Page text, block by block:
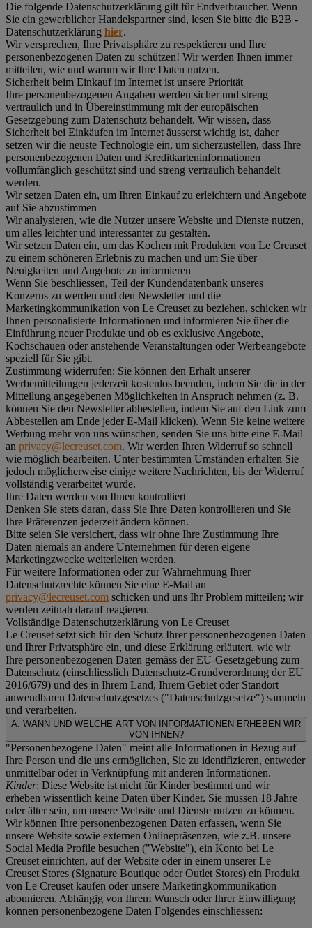
Die folgende Datenschutzerklärung gilt für Endverbraucher. Wenn
Sie ein gewerblicher Handelspartner sind, lesen Sie bitte die B2B -
Datenschutzerklärung hier.
Wir versprechen, Ihre Privatsphäre zu respektieren und Ihre
personenbezogenen Daten zu schützen! Wir werden Ihnen immer
mitteilen, wie und warum wir Ihre Daten nutzen.
Sicherheit beim Einkauf im Internet ist unsere Priorität
Ihre personenbezogenen Angaben werden sicher und streng
vertraulich und in Übereinstimmung mit der europäischen
Gesetzgebung zum Datenschutz behandelt. Wir wissen, dass
Sicherheit bei Einkäufen im Internet äusserst wichtig ist, daher
setzen wir die neuste Technologie ein, um sicherzustellen, dass Ihre
personenbezogenen Daten und Kreditkarteninformationen
vollumfänglich geschützt sind und streng vertraulich behandelt
werden.
Wir setzen Daten ein, um Ihren Einkauf zu erleichtern und Angebote
auf Sie abzustimmen
Wir analysieren, wie die Nutzer unsere Website und Dienste nutzen,
um alles leichter und interessanter zu gestalten.
Wir setzen Daten ein, um das Kochen mit Produkten von Le Creuset
zu einem schöneren Erlebnis zu machen und um Sie über
Neuigkeiten und Angebote zu informieren
Wenn Sie beschliessen, Teil der Kundendatenbank unseres
Konzerns zu werden und den Newsletter und die
Marketingkommunikation von Le Creuset zu beziehen, schicken wir
Ihnen personalisierte Informationen und informieren Sie über die
Einführung neuer Produkte und ob es exklusive Angebote,
Kochschauen oder anstehende Veranstaltungen oder Werbeangebote
speziell für Sie gibt.
Zustimmung widerrufen: Sie können den Erhalt unserer
Werbemitteilungen jederzeit kostenlos beenden, indem Sie die in der
Mitteilung angegebenen Möglichkeiten in Anspruch nehmen (z. B.
können Sie den Newsletter abbestellen, indem Sie auf den Link zum
Abbestellen am Ende jeder E-Mail klicken). Wenn Sie keine weitere
Werbung mehr von uns wünschen, senden Sie uns bitte eine E-Mail
an privacy@lecreuset.com. Wir werden Ihren Widerruf so schnell
wie möglich bearbeiten. Unter bestimmten Umständen erhalten Sie
jedoch möglicherweise einige weitere Nachrichten, bis der Widerruf
vollständig verarbeitet wurde.
Ihre Daten werden von Ihnen kontrolliert
Denken Sie stets daran, dass Sie Ihre Daten kontrollieren und Sie
Ihre Präferenzen jederzeit ändern können.
Bitte seien Sie versichert, dass wir ohne Ihre Zustimmung Ihre
Daten niemals an andere Unternehmen für deren eigene
Marketingzwecke weiterleiten werden.
Für weitere Informationen oder zur Wahrnehmung Ihrer
Datenschutzrechte können Sie eine E-Mail an
privacy@lecreuset.com schicken und uns Ihr Problem mitteilen; wir
werden zeitnah darauf reagieren.
Vollständige Datenschutzerklärung von Le Creuset
Le Creuset setzt sich für den Schutz Ihrer personenbezogenen Daten
und Ihrer Privatsphäre ein, und diese Erklärung erläutert, wie wir
Ihre personenbezogenen Daten gemäss der EU-Gesetzgebung zum
Datenschutz (einschliesslich Datenschutz-Grundverordnung der EU
2016/679) und des in Ihrem Land, Ihrem Gebiet oder Standort
anwendbaren Datenschutzgesetzes ("Datenschutzgesetze") sammeln
und verarbeiten.
A. WANN UND WELCHE ART VON INFORMATIONEN ERHEBEN WIR
VON IHNEN?
"Personenbezogene Daten" meint alle Informationen in Bezug auf
Ihre Person und die uns ermöglichen, Sie zu identifizieren, entweder
unmittelbar oder in Verknüpfung mit anderen Informationen.
Kinder: Diese Website ist nicht für Kinder bestimmt und wir
erheben wissentlich keine Daten über Kinder. Sie müssen 18 Jahre
oder älter sein, um unsere Website und Dienste nutzen zu können.
Wir können Ihre personenbezogenen Daten erfassen, wenn Sie
unsere Website sowie externen Onlinepräsenzen, wie z.B. unsere
Social Media Profile besuchen ("Website"), ein Konto bei Le
Creuset einrichten, auf der Website oder in einem unserer Le
Creuset Stores (Signature Boutique oder Outlet Stores) ein Produkt
von Le Creuset kaufen oder unsere Marketingkommunikation
abonnieren. Abhängig von Ihrem Wunsch oder Ihrer Einwilligung
können personenbezogene Daten Folgendes einschliessen: